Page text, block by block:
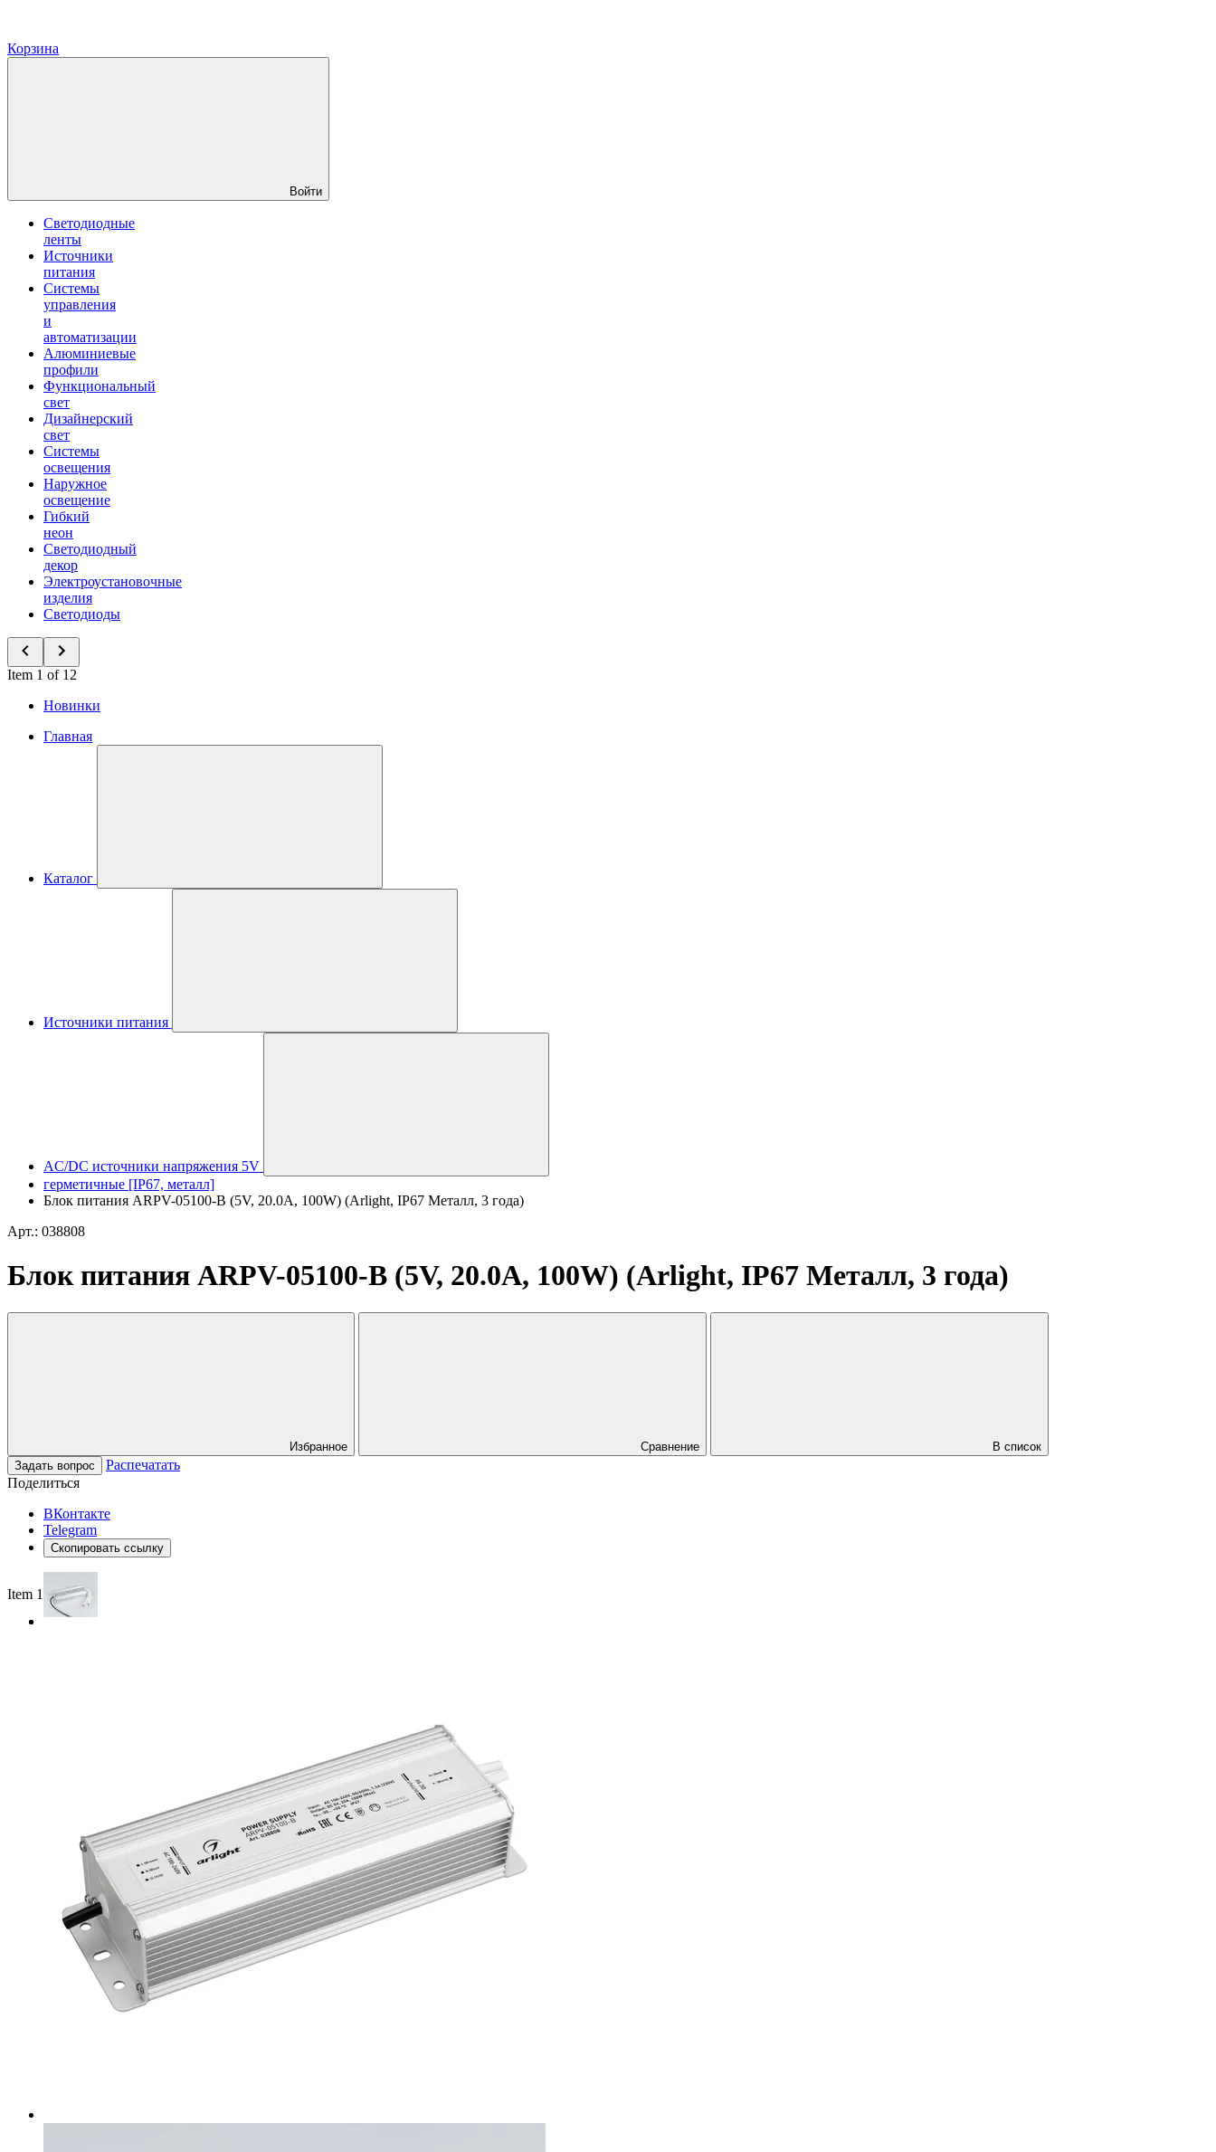
Корзина
Войти
Светодиодные
ленты
Источники
питания
Системы
управления
и
автоматизации
Алюминиевые
профили
Функциональный
свет
Дизайнерский
свет
Системы
освещения
Наружное
освещение
Гибкий
неон
Светодиодный
декор
Электроустановочные
изделия
Светодиоды
Item 1 of 12
Новинки
Главная
Каталог
Источники питания
AC/DC источники напряжения 5V
герметичные [IP67, металл]
Блок питания ARPV-05100-B (5V, 20.0A, 100W) (Arlight, IP67 Металл, 3 года)
Арт.: 038808
Блок питания ARPV-05100-B (5V, 20.0A, 100W) (Arlight, IP67 Металл, 3 года)
Избранное Сравнение
В список
Задать вопрос
Распечатать
Поделиться
ВКонтакте
Telegram
Скопировать ссылку
Item 1 of 2